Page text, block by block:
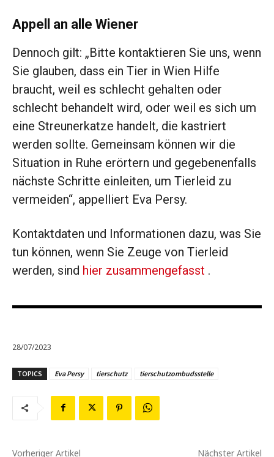
Appell an alle Wiener
Dennoch gilt: „Bitte kontaktieren Sie uns, wenn
Sie glauben, dass ein Tier in Wien Hilfe
braucht, weil es schlecht gehalten oder
schlecht behandelt wird, oder weil es sich um
eine Streunerkatze handelt, die kastriert
werden sollte. Gemeinsam können wir die
Situation in Ruhe erörtern und gegebenenfalls
nächste Schritte einleiten, um Tierleid zu
vermeiden“, appelliert Eva Persy.
Kontaktdaten und Informationen dazu, was Sie
tun können, wenn Sie Zeuge von Tierleid
werden, sind hier zusammengefasst .
28/07/2023
TOPICS Eva Persy tierschutz tierschutzombudsstelle
Vorheriger Artikel Nächster Artikel